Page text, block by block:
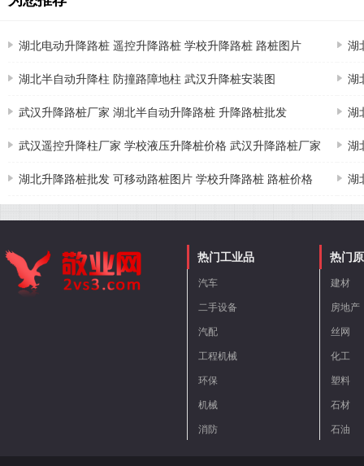
湖北电动升降路桩 遥控升降路桩 学校升降路桩 路桩图片 湖
湖北半自动升降柱 防撞路障地柱 武汉升降桩安装图 湖
武汉升降路桩厂家 湖北半自动升降路桩 升降路桩批发 湖
武汉遥控升降柱厂家 学校液压升降桩价格 武汉升降路桩厂家 湖
湖北升降路桩批发 可移动路桩图片 学校升降路桩 路桩价格 湖
热门工业品
汽车
二手设备
汽配
工程机械
环保
机械
消防
热门
建材
房地产
丝网
化工
塑料
石材
石油